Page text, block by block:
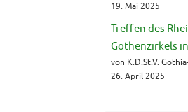
19. Mai 2025
Treffen des
Gothenzirkels
von K.D.St.V.
26. April 2025